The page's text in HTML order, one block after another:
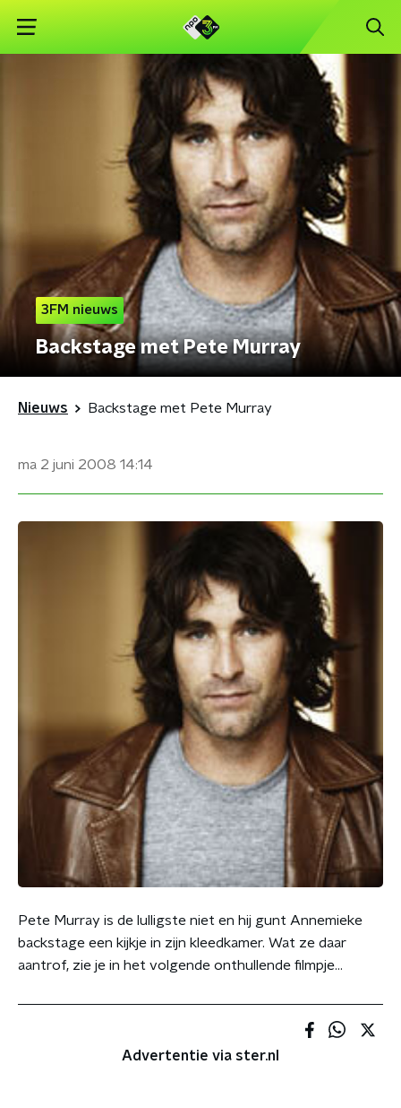
3FM nieuws
Backstage met Pete Murray
Nieuws Backstage met Pete Murray
ma 2 juni 2008 14:14
Pete Murray is de lulligste niet en hij gunt Annemieke
backstage een kijkje in zijn kleedkamer. Wat ze daar
aantrof, zie je in het volgende onthullende filmpje...
Advertentie via ster.nl